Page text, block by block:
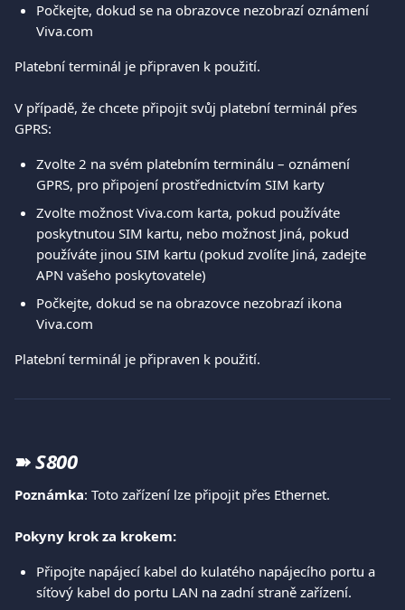
Počkejte, dokud se na obrazovce nezobrazí oznámení
Viva.com
Platební terminál je připraven k použití.
V případě, že chcete připojit svůj platební terminál přes
GPRS:
Zvolte 2 na svém platebním terminálu – oznámení
GPRS, pro připojení prostřednictvím SIM karty
Zvolte možnost Viva.com karta, pokud používáte
poskytnutou SIM kartu, nebo možnost Jiná, pokud
používáte jinou SIM kartu (pokud zvolíte Jiná, zadejte
APN vašeho poskytovatele)
Počkejte, dokud se na obrazovce nezobrazí ikona
Viva.com
Platební terminál je připraven k použití.
➽S800
Poznámka: Toto zařízení lze připojit přes Ethernet.
Pokyny krok za krokem:
Připojte napájecí kabel do kulatého napájecího portu a
síťový kabel do portu LAN na zadní straně zařízení.